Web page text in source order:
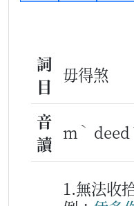
詞
目
毋得煞
音
讀
m ˋ deed
1.無法收